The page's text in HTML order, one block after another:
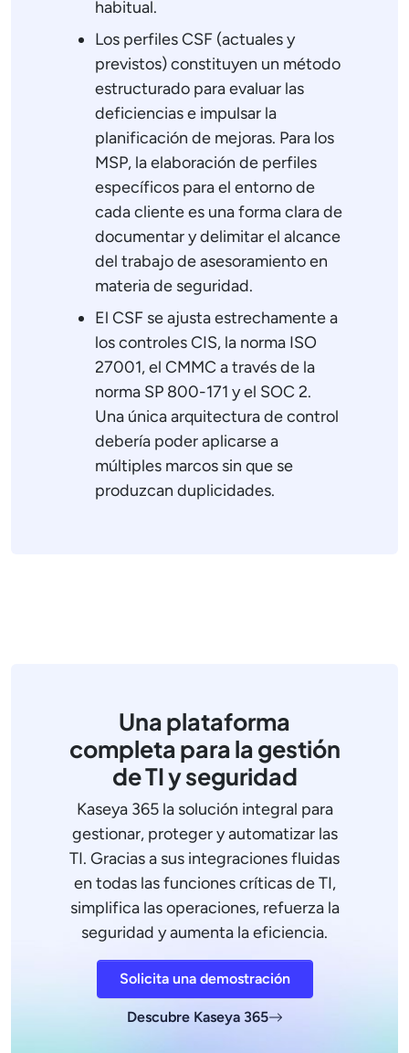
habitual.
Los perfiles CSF (actuales y
previstos) constituyen un método
estructurado para evaluar las
deficiencias e impulsar la
planificación de mejoras. Para los
MSP, la elaboración de perfiles
específicos para el entorno de
cada cliente es una forma clara de
documentar y delimitar el alcance
del trabajo de asesoramiento en
materia de seguridad.
El CSF se ajusta estrechamente a
los controles CIS, la norma ISO
27001, el CMMC a través de la
norma SP 800-171 y el SOC 2.
Una única arquitectura de control
debería poder aplicarse a
múltiples marcos sin que se
produzcan duplicidades.
Una plataforma
completa para la gestión
de TI y seguridad
Kaseya 365 la solución integral para
gestionar, proteger y automatizar las
TI. Gracias a sus integraciones fluidas
en todas las funciones críticas de TI,
simplifica las operaciones, refuerza la
seguridad y aumenta la eficiencia.
Solicita una demostración
Descubre Kaseya 365